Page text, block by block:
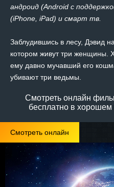
андроид (Android с
(iPhone, iPad) и смарт тв.
Заблудившись в лесу, Дэвид
котором живут три женщины.
ему давно мучавший его
убивают три ведьмы.
Смотреть онлайн
бесплатно в хорошем
Смотреть онлайн